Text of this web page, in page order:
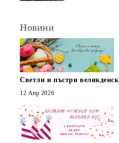
Новини
Светли и пъстри
12 Апр 2026